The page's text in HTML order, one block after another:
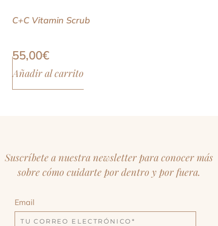
C+C Vitamin Scrub
55,00€
Añadir al carrito
Suscríbete a nuestra newsletter para conocer más
sobre cómo cuidarte por dentro y por fuera.
Email